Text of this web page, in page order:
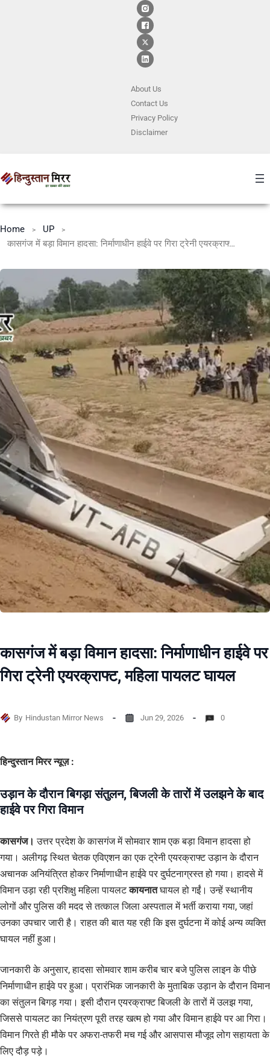
About Us
ContactUs
Privacy Policy
Disclaimer
Home
UP
कासगंज में बड़ा विमान हादसा: निर्माणाधीन हाईवे पर गिरा ट्रेनी एयरक्राफ्ट, महिला पायलट घायल
कासगंज में बड़ा विमान हादसा: निर्माणाधीन हाईवे पर
गिरा ट्रेनी एयरक्राफ्ट, महिला पायलट घायल
By Hindustan Mirror News Jun 29, 2026 0
हिन्दुस्तान मिरर न्यूज़ :
उड़ान के दौरान बिगड़ा संतुलन, बिजली के तारों में उलझने के बाद
हाईवे पर गिरा विमान
कासगंज। उत्तर प्रदेश के कासगंज में सोमवार शाम एक बड़ा विमान हादसा हो
गया। अलीगढ़ स्थित चेतक एविएशन का एक ट्रेनी एयरक्राफ्ट उड़ान के दौरान
अचानक अनियंत्रित होकर निर्माणाधीन हाईवे पर दुर्घटनाग्रस्त हो गया। हादसे में
विमान उड़ा रही प्रशिक्षु महिला पायलटकायनातघायल हो गईं। उन्हें स्थानीय
लोगों और पुलिस की मदद से तत्काल जिला अस्पताल में भर्ती कराया गया, जहां
उनका उपचार जारी है। राहत की बात यह रही कि इस दुर्घटना में कोई अन्य व्यक्ति
घायल नहीं हुआ।
जानकारी के अनुसार, हादसा सोमवार शाम करीब चार बजे पुलिस लाइन के पीछे
निर्माणाधीन हाईवे पर हुआ। प्रारंभिक जानकारी के मुताबिक उड़ान के दौरान विमान
का संतुलन बिगड़ गया। इसी दौरान एयरक्राफ्ट बिजली के तारों में उलझ गया,
जिससे पायलट का नियंत्रण पूरी तरह खत्म हो गया और विमान हाईवे पर आ गिरा।
विमान गिरते ही मौके पर अफरा-तफरी मच गई और आसपास मौजूद लोग सहायता के
लिए दौड़ पड़े।